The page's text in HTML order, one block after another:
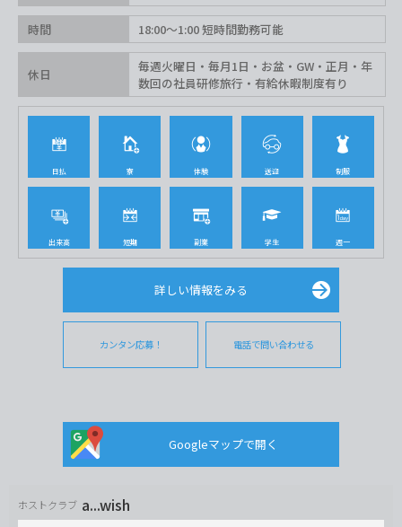
時間 18:00〜1:00 短時間勤務可能
休日
毎週火曜日・毎月1日・お盆・GW・正月・年
数回の社員研修旅行・有給休暇制度有り
日払 寮 体験 送迎 制服
出来高 短期 副業 学生 週一
詳しい情報をみる
カンタン応募！ 電話で問い合わせる
Googleマップで開く
ホストクラブ a...wish